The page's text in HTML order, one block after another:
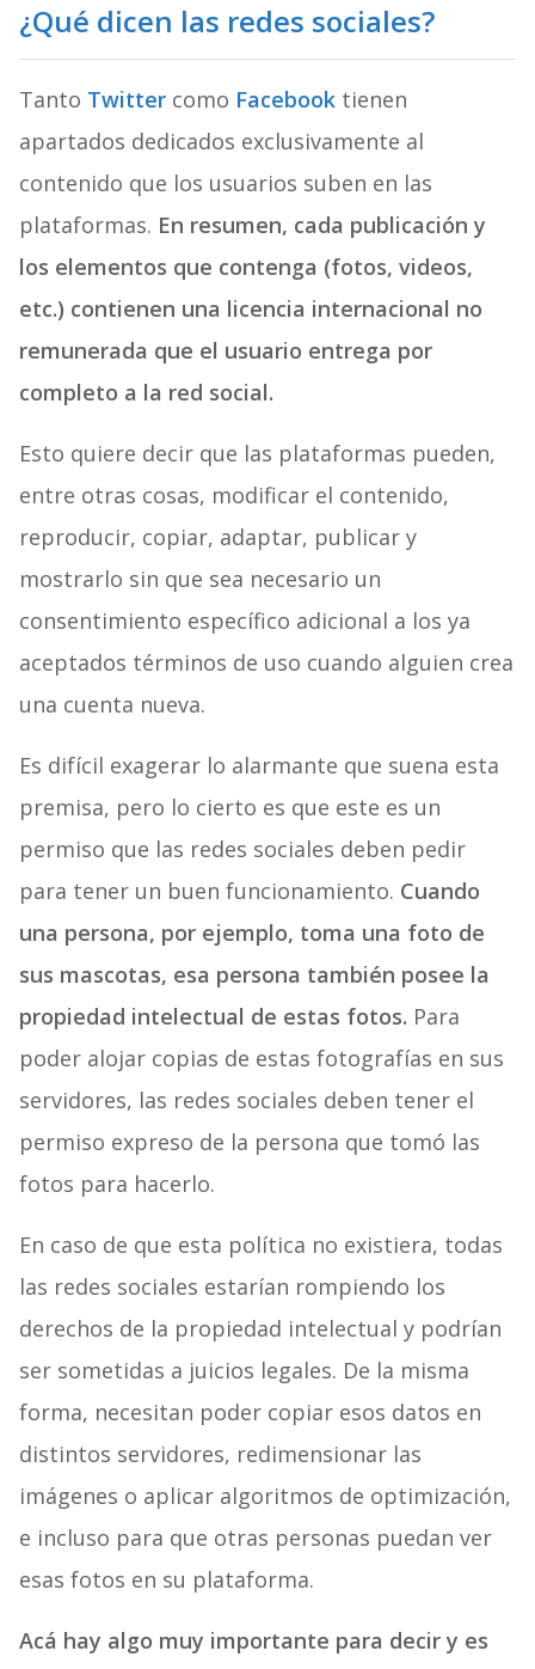
¿Qué dicen las redes sociales?
Tanto Twittercomo Facebooktienen
apartados dedicados exclusivamente al
contenido que los usuarios suben en las
plataformas. En resumen, cada publicación y
los elementos que contenga (fotos, videos,
etc.) contienen una licencia internacional no
remunerada que el usuario entrega por
completo a la red social.
Esto quiere decir que las plataformas pueden,
entre otras cosas, modificar el contenido,
reproducir, copiar, adaptar, publicar y
mostrarlo sin que sea necesario un
consentimiento específico adicional a los ya
aceptados términos de uso cuando alguien crea
una cuenta nueva.
Es difícil exagerar lo alarmante que suena esta
premisa, pero lo cierto es que este es un
permiso que las redes sociales deben pedir
para tener un buen funcionamiento. Cuando
una persona, por ejemplo, toma una foto de
sus mascotas, esa persona también posee la
propiedad intelectual de estas fotos. Para
poder alojar copias de estas fotografías en sus
servidores, las redes sociales deben tener el
permiso expreso de la persona que tomó las
fotos para hacerlo.
En caso de que esta política no existiera, todas
las redes sociales estarían rompiendo los
derechos de la propiedad intelectual y podrían
ser sometidas a juicios legales. De la misma
forma, necesitan poder copiar esos datos en
distintos servidores, redimensionar las
imágenes o aplicar algoritmos de optimización,
e incluso para que otras personas puedan ver
esas fotos en su plataforma.
Acá hay algo muy importante para decir y es